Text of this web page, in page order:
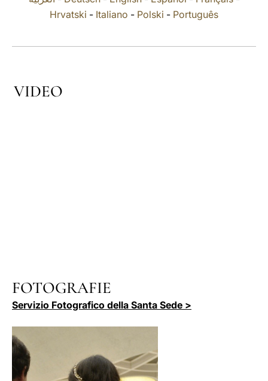
Hrvatski - Italiano - Polski - Português
VIDEO
FOTOGRAFIE
Servizio Fotografico della Santa Sede >